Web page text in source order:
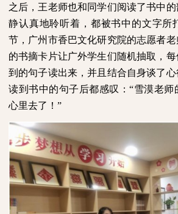
之后，王老师也和同学们阅读了书中
静认真地聆听着，都被书中的文字所
节，广州市香巴文化研究院的志愿者
的书摘卡片让广外学生们随机抽取，
到的句子读出来，并且结合自身谈了
读到书中的句子后都感叹：“雪漠老师
心里去了！”